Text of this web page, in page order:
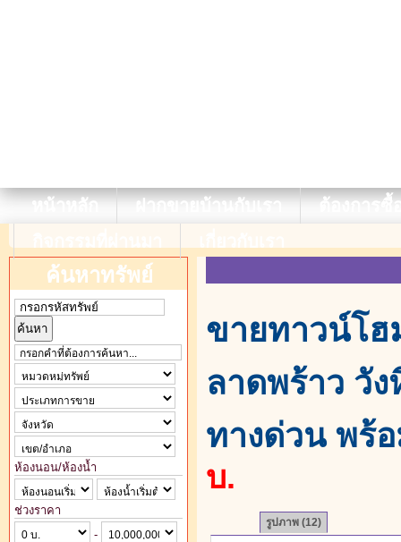
หน้าหลัก ฝากขายบ้านกับเรา
ต้องการซื้
ค้นหาทรัพย์
ห้องนอน/ห้องน้ำ
ช่วงราคา
-
ขายทาวน์โฮ
ลาดพร้าว วั
ทางด่วน พร้
บ.
รูปภาพ (12)